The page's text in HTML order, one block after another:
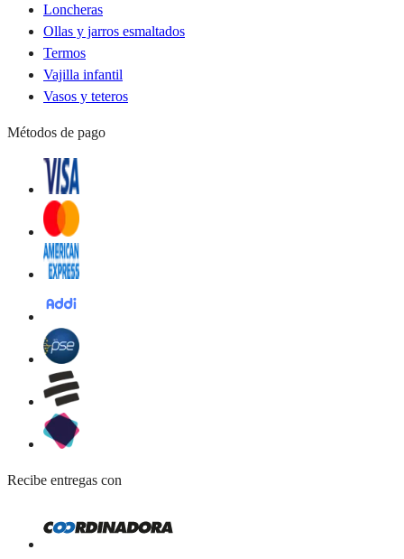
Loncheras
Ollas y jarros esmaltados
Termos
Vajilla infantil
Vasos y teteros
Métodos de pago
Recibe entregas con